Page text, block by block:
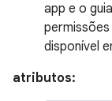
app e o guia
disponível
atributos: